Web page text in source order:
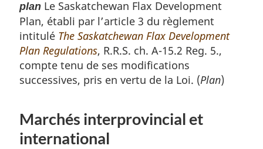
l
a
n
o
e
d
b
a
s
plan Le Saskatchewan Flax Development
Plan, établi par l’article 3 du règlement
intitulé The Saskatchewan Flax Development
Plan Regulations, R.R.S. ch. A-15.2 Reg. 5.,
compte tenu de ses modifications
successives, pris en vertu de la Loi. (Plan)
Marchés interprovincial et
international